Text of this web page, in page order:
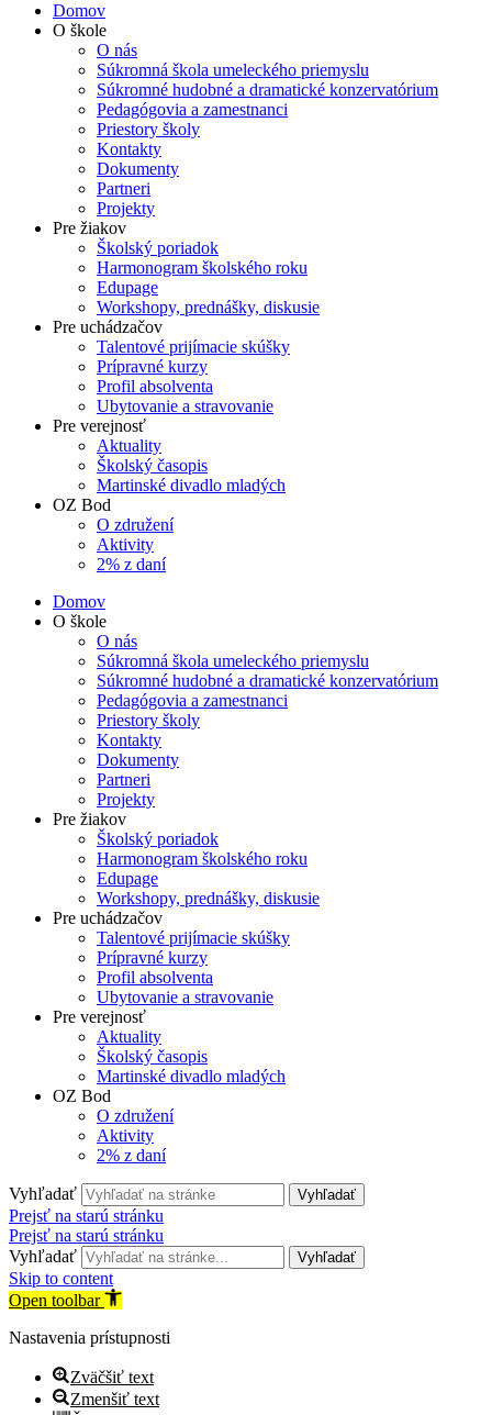
Domov
O škole
O nás
Súkromná škola umeleckého priemyslu
Súkromné hudobné a dramatické konzervatórium
Pedagógovia a zamestnanci
Priestory školy
Kontakty
Dokumenty
Partneri
Projekty
Pre žiakov
Školský poriadok
Harmonogram školského roku
Edupage
Workshopy, prednášky, diskusie
Pre uchádzačov
Talentové prijímacie skúšky
Prípravné kurzy
Profil absolventa
Ubytovanie a stravovanie
Pre verejnosť
Aktuality
Školský časopis
Martinské divadlo mladých
OZ Bod
O združení
Aktivity
2% z daní
Domov
O škole
O nás
Súkromná škola umeleckého priemyslu
Súkromné hudobné a dramatické konzervatórium
Pedagógovia a zamestnanci
Priestory školy
Kontakty
Dokumenty
Partneri
Projekty
Pre žiakov
Školský poriadok
Harmonogram školského roku
Edupage
Workshopy, prednášky, diskusie
Pre uchádzačov
Talentové prijímacie skúšky
Prípravné kurzy
Profil absolventa
Ubytovanie a stravovanie
Pre verejnosť
Aktuality
Školský časopis
Martinské divadlo mladých
OZ Bod
O združení
Aktivity
2% z daní
Vyhľadať Vyhľadať
Prejsť na starú stránku
Prejsť na starú stránku
Vyhľadať
Vyhľadať
Skip to content
Open toolbar
Nastavenia prístupnosti
Zväčšiť text
Zmenšiť text